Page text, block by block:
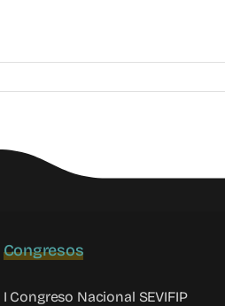
Congresos
I Congreso Nacional SEVIFIP